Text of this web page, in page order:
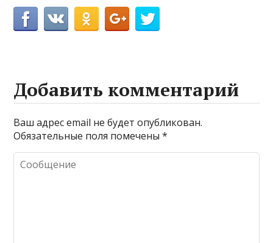
Добавить комментарий
Ваш адрес email не будет опубликован.
Обязательные поля помечены*